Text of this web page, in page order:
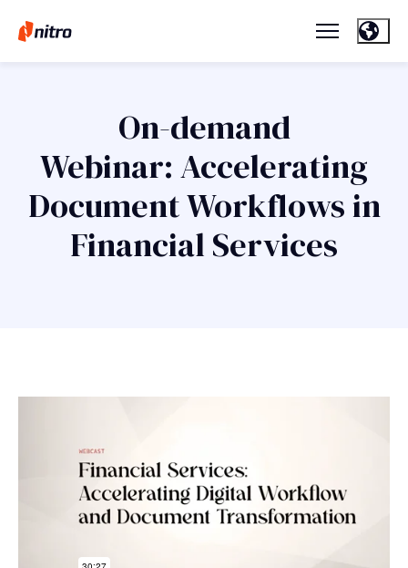
On-demand
Webinar: Accelerating
Document Workflows in
Financial Services